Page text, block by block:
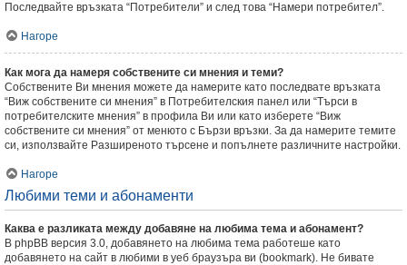
Последвайте връзката “Потребители” и след това “Намери потребител”.
Нагоре
Как мога да намеря собствените си мнения и теми?
Собствените Ви мнения можете да намерите като последвате връзката
“Виж собствените си мнения” в Потребителския панел или “Търси в
потребителските мнения” в профила Ви или като изберете “Виж
собствените си мнения” от менюто с Бързи връзки. За да намерите темите
си, използвайте Разширеното търсене и попълнете различните настройки.
Нагоре
Любими теми и абонаменти
Каква е разликата между добавяне на любима тема и абонамент?
В phpBB версия 3.0, добавянето на любима тема работеше като
добавянето на сайт в любими в уеб браузъра ви (bookmark). Не бивате